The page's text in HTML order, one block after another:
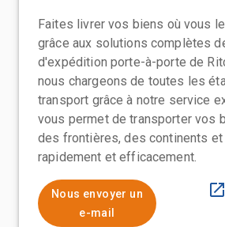
Faites livrer vos biens où vous
grâce aux solutions complètes
d'expédition porte-à-porte de
nous chargeons de toutes les
transport grâce à notre service
vous permet de transporter vos
des frontières, des continents et
rapidement et efficacement.
Nous envoyer un
e-mail